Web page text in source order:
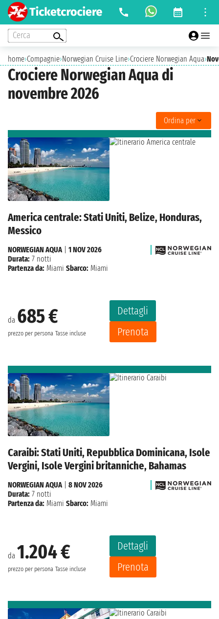
Cerca
home›Compagnie›Norwegian Cruise Line›Crociere Norwegian Aqua›
Crociere Norwegian Aqua di
novembre 2026
Ordina per
America centrale: Stati Uniti, Belize, Honduras,
Messico
da 685 €
prezzo per persona Tasse incluse
Dettagli
Prenota
NORWEGIAN AQUA
1 NOV 2026
Durata: 7 notti
Partenza da: Miami Sbarco: Miami
Caraibi: Stati Uniti, Repubblica Dominicana, Isole
Vergini, Isole Vergini britanniche, Bahamas
da 1.204 €
prezzo per persona Tasse incluse
Dettagli
Prenota
NORWEGIAN AQUA| 8 NOV 2026
Durata: 7 notti
Partenza da: Miami Sbarco: Miami